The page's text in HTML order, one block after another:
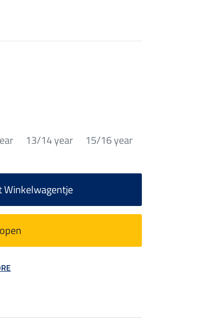
13/14 year 15/16 year
Winkelwagentje